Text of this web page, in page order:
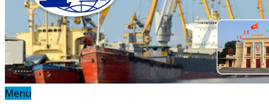
Menu